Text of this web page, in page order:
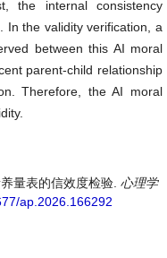
the internal consistency
In the validity verification, a
between this AI moral
parent-child relationship
Therefore, the AI moral
量表的信效度检验. 心理学
ap.2026.166292